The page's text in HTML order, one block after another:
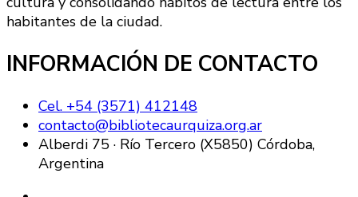
habitantes de la ciudad.
INFORMACIÓN DE CONTACTO
Cel. +54 (3571) 412148
contacto@bibliotecaurquiza.org.ar
Alberdi 75 · Río Tercero (X5850) Córdoba,
Argentina